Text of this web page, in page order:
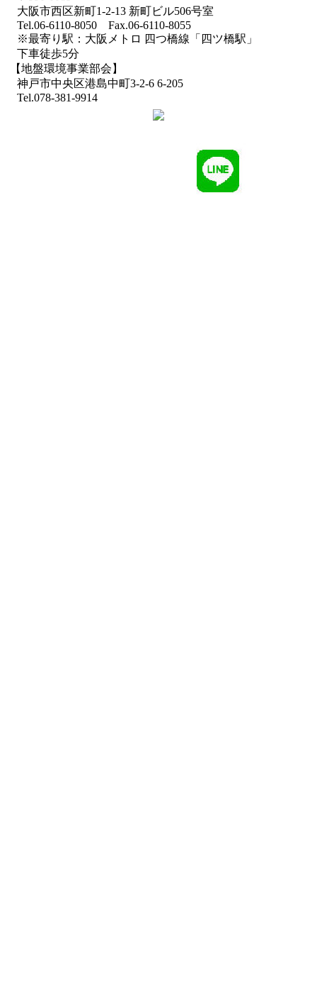
大阪市西区新町1-2-13 新町ビル506号室
Tel.06-6110-8050 Fax.06-6110-8055
※最寄り駅：大阪メトロ 四つ橋線「四ツ橋駅」
下車徒歩5分
【地盤環境事業部会】
神戸市中央区港島中町3-2-6 6-205
Tel.078-381-9914